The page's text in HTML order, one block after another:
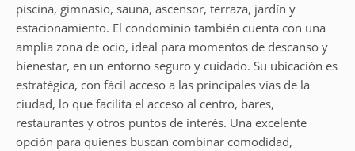
piscina, gimnasio, sauna, ascensor, terraza, jardín y
estacionamiento. El condominio también cuenta con una
amplia zona de ocio, ideal para momentos de descanso y
bienestar, en un entorno seguro y cuidado. Su ubicación es
estratégica, con fácil acceso a las principales vías de la
ciudad, lo que facilita el acceso al centro, bares,
restaurantes y otros puntos de interés. Una excelente
opción para quienes buscan combinar comodidad,